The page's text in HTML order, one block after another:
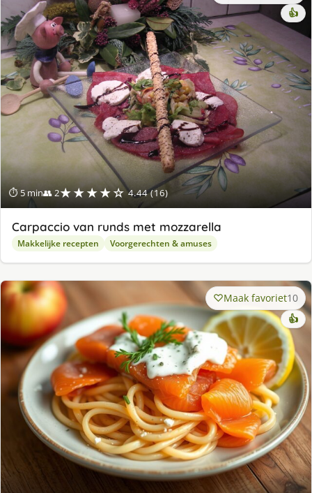
⏱ 5 min👥 2★★★★☆ 4.44 (16)
👍
Carpaccio van runds met mozzarella
Makkelijke recepten Voorgerechten & amuses
Maak favoriet10
👍